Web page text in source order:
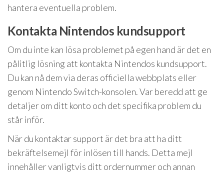
hantera eventuella problem.
Kontakta Nintendos kundsupport
Om du inte kan lösa problemet på egen hand är det en
pålitlig lösning att kontakta Nintendos kundsupport.
Du kan nå dem via deras officiella webbplats eller
genom Nintendo Switch-konsolen. Var beredd att ge
detaljer om ditt konto och det specifika problem du
står inför.
När du kontaktar support är det bra att ha ditt
bekräftelsemejl för inlösen till hands. Detta mejl
innehåller vanligtvis ditt ordernummer och annan